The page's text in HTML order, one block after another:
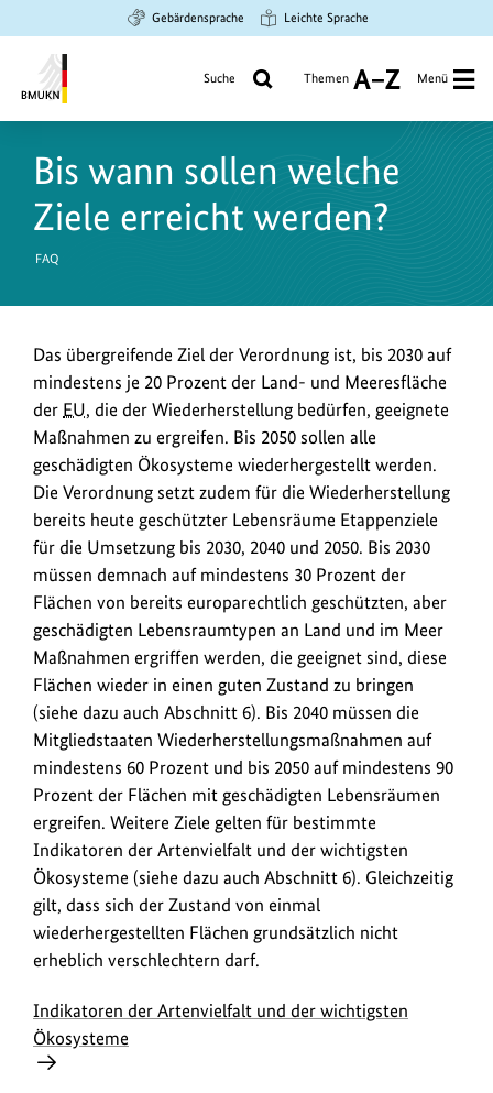
Hauptinhalt
springen
Suche
springen
Hauptnavigation
springen
Gebärdensprache Leichte Sprache
Umwelt,
Naturschutz
Suche Themen
A
Z
Menü
Bis wann sollen welche
Ziele erreicht werden?
FAQ
Das übergreifende Ziel der Verordnung ist, bis 2030 auf
mindestens je 20 Prozent der Land- und Meeresfläche
der EU, die der Wiederherstellung bedürfen, geeignete
Maßnahmen zu ergreifen. Bis 2050 sollen alle
geschädigten Ökosysteme wiederhergestellt werden.
Die Verordnung setzt zudem für die Wiederherstellung
bereits heute geschützter Lebensräume Etappenziele
für die Umsetzung bis 2030, 2040 und 2050. Bis 2030
müssen demnach auf mindestens 30 Prozent der
Flächen von bereits europarechtlich geschützten, aber
geschädigten Lebensraumtypen an Land und im Meer
Maßnahmen ergriffen werden, die geeignet sind, diese
Flächen wieder in einen guten Zustand zu bringen
(siehe dazu auch Abschnitt 6). Bis 2040 müssen die
Mitgliedstaaten Wiederherstellungsmaßnahmen auf
mindestens 60 Prozent und bis 2050 auf mindestens 90
Prozent der Flächen mit geschädigten Lebensräumen
ergreifen. Weitere Ziele gelten für bestimmte
Indikatoren der Artenvielfalt und der wichtigsten
Ökosysteme (siehe dazu auch Abschnitt 6). Gleichzeitig
gilt, dass sich der Zustand von einmal
wiederhergestellten Flächen grundsätzlich nicht
erheblich verschlechtern darf.
Indikatoren der Artenvielfalt und der wichtigsten
Ökosysteme